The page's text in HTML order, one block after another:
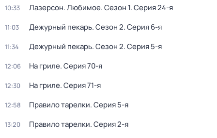
10:33 Лазерсон. Любимое. Сезон 1. Серия 24-я
11:03 Дежурный пекарь. Сезон 2. Серия 6-я
11:34 Дежурный пекарь. Сезон 2. Серия 5-я
12:06 На гриле. Серия 70-я
12:30 На гриле. Серия 71-я
12:58 Правило тарелки. Серия 5-я
13:20 Правило тарелки. Серия 2-я